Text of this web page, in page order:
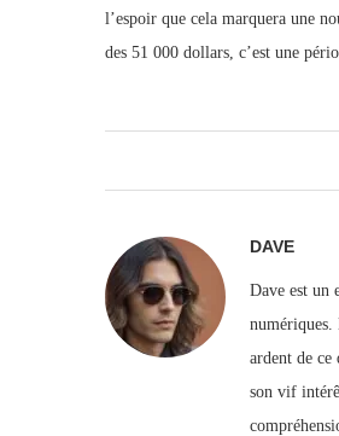
l’espoir que cela marquera une
des 51 000 dollars, c’est une
DAVE
Dave est un
numériques.
ardent de
son vif